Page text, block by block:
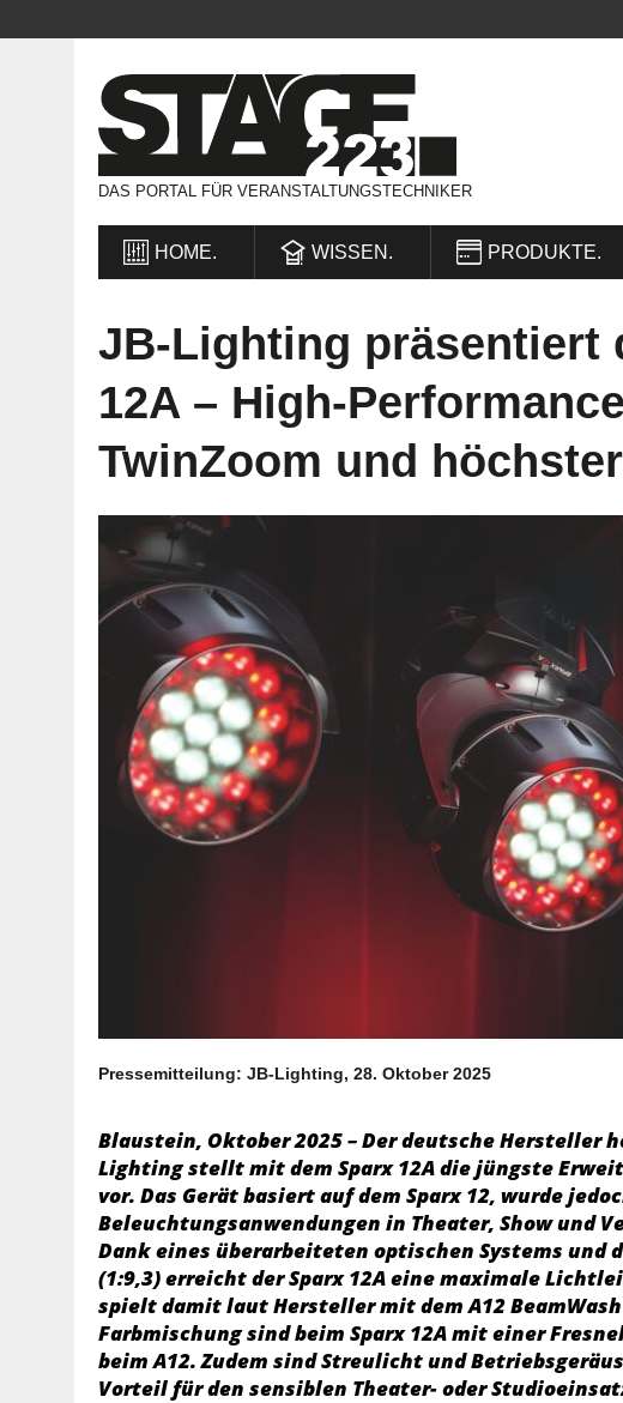
DAS PORTAL FÜR VERANSTALTUNGSTECHNIKER
HOME. WISSEN. PRODUKTE.
JB-Lighting präsentiert
12A – High-
TwinZoom und
Pressemitteilung: JB-Lighting, 28. Oktober 2025
Blaustein, Oktober 2025 – Der deutsche Hersteller
Lighting stellt mit dem Sparx 12A die jüngste
vor. Das Gerät basiert auf dem Sparx 12, wurde
Beleuchtungsanwendungen in Theater, Show und
Dank eines überarbeiteten optischen Systems und
(1:9,3) erreicht der Sparx 12A eine maximale
spielt damit laut Hersteller mit dem A12
Farbmischung sind beim Sparx 12A mit einer
beim A12. Zudem sind Streulicht und
Vorteil für den sensiblen Theater- oder